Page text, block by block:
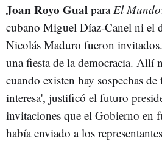
Joan Royo Gual paraEl Mundo
cubano Miguel Díaz-Canel ni el
Nicolás Maduro fueron
una fiesta de la democracia. Allí
cuando existen hay sospechas
interesa', justificó el futuro
invitaciones que el Gobierno en
había enviado a los